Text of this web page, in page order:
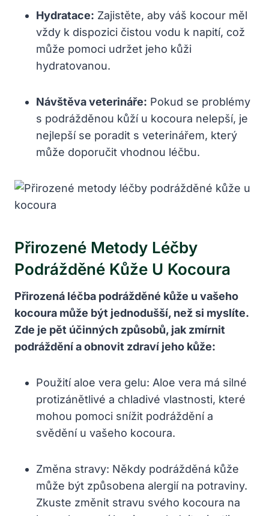
Hydratace: Zajistěte, aby váš kocour měl
vždy k dispozici čistou vodu k napití, což
může pomoci udržet jeho kůži
hydratovanou.
Návštěva veterináře: Pokud se problémy
s podrážděnou kůží u kocoura nelepší, je
nejlepší se poradit s veterinářem, který
může doporučit vhodnou léčbu.
Přirozené Metody Léčby
Podrážděné Kůže U Kocoura
Přirozená léčba podrážděné kůže u vašeho
kocoura může být jednodušší, než si myslíte.
Zde je pět účinných způsobů, jak zmírnit
podráždění a obnovit zdraví jeho kůže:
Použití aloe vera gelu: Aloe vera má silné
protizánětlivé a chladivé vlastnosti, které
mohou pomoci snížit podráždění a
svědění u vašeho kocoura.
Změna stravy: Někdy podrážděná kůže
může být způsobena alergií na potraviny.
Zkuste změnit stravu svého kocoura na